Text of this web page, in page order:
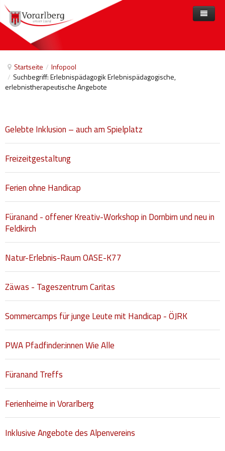
Startseite / Infopool
/ Suchbegriff: Erlebnispädagogik Erlebnispädagogische,
erlebnistherapeutische Angebote
Gelebte Inklusion – auch am Spielplatz
Freizeitgestaltung
Ferien ohne Handicap
Füranand - offener Kreativ-Workshop in Dornbirn und neu in
Feldkirch
Natur-Erlebnis-Raum OASE-K77
Zäwas - Tageszentrum Caritas
Sommercamps für junge Leute mit Handicap - ÖJRK
PWA Pfadfinder:innen Wie Alle
Füranand Treffs
Ferienheime in Vorarlberg
Inklusive Angebote des Alpenvereins
Home
Angebote nach Themen
Freizeit
Gesetzliche Vertretungen
Gesundheitliche Rehabilitation
Hilfsmittel und Heilbehelfe
Kindheit und Jugend
Pflege, Pflegende Angehörige
Unterstützung, Beratung, Assistenz
Wohnen
Anbieter